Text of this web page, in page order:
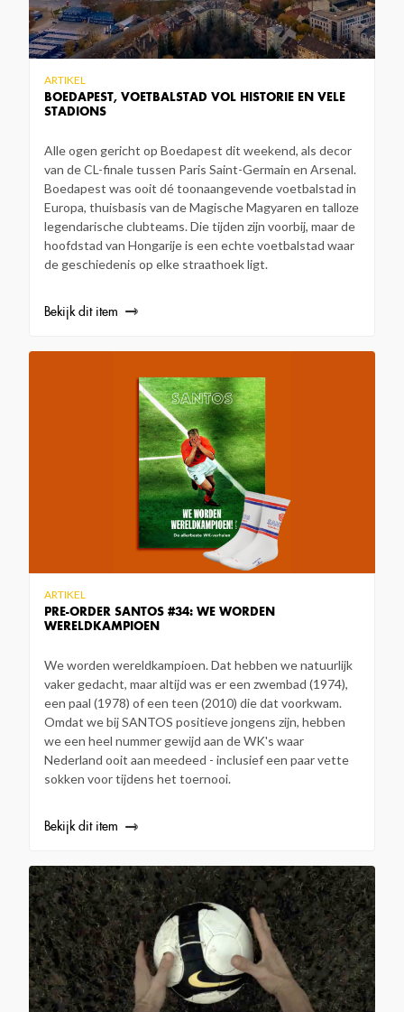
BOEDAPEST, VOETBALSTAD VOL HISTORIE EN VELE
STADIONS
ARTIKEL
Alle ogen gericht op Boedapest dit weekend, als decor
van de CL-finale tussen Paris Saint-Germain en Arsenal.
Boedapest was ooit dé toonaangevende voetbalstad in
Europa, thuisbasis van de Magische Magyaren en talloze
legendarische clubteams. Die tijden zijn voorbij, maar de
hoofdstad van Hongarije is een echte voetbalstad waar
de geschiedenis op elke straathoek ligt.
Bekijk dit item
PRE-ORDER SANTOS #34: WE WORDEN
WERELDKAMPIOEN
ARTIKEL
We worden wereldkampioen. Dat hebben we natuurlijk
vaker gedacht, maar altijd was er een zwembad (1974),
een paal (1978) of een teen (2010) die dat voorkwam.
Omdat we bij SANTOS positieve jongens zijn, hebben
we een heel nummer gewijd aan de WK's waar
Nederland ooit aan meedeed - inclusief een paar vette
sokken voor tijdens het toernooi.
Bekijk dit item